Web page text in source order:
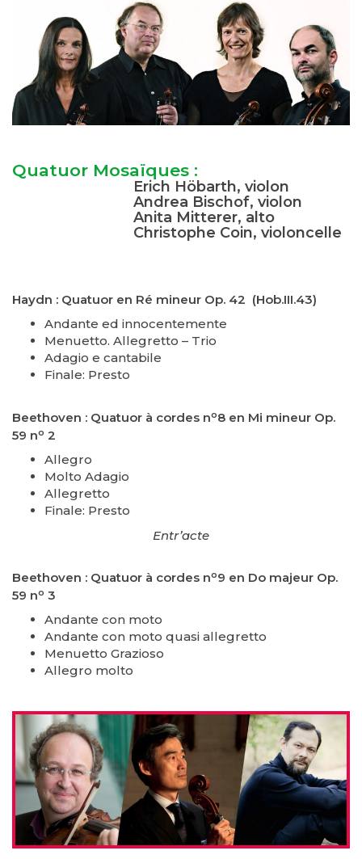
Quatuor Mosaïques :
Erich Höbarth, violon
Andrea Bischof, violon
Anita Mitterer, alto
Christophe Coin, violoncelle
Haydn : Quatuor en Ré mineur Op. 42 (Hob.III.43)
Andante ed innocentemente
Menuetto. Allegretto – Trio
Adagio e cantabile
Finale: Presto
Beethoven : Quatuor à cordes no8 en Mi mineur Op.
59 no 2
Allegro
Molto Adagio
Allegretto
Finale: Presto
Entr’acte
Beethoven : Quatuor à cordes no9 en Do majeur Op.
59 no 3
Andante con moto
Andante con moto quasi allegretto
Menuetto Grazioso
Allegro molto